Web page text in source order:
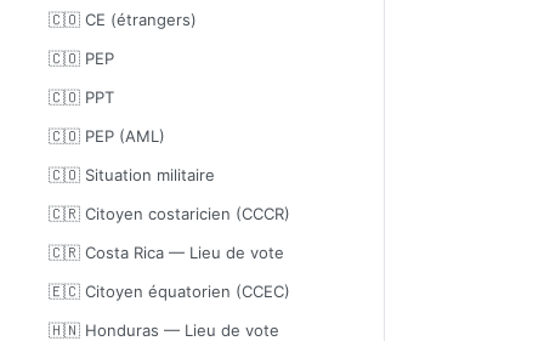
🇨🇴 CE (étrangers)
🇨🇴 PEP
🇨🇴 PPT
🇨🇴 PEP (AML)
🇨🇴 Situation militaire
🇨🇷 Citoyen costaricien (CCCR)
🇨🇷 Costa Rica — Lieu de vote
🇪🇨 Citoyen équatorien (CCEC)
🇭🇳 Honduras — Lieu de vote